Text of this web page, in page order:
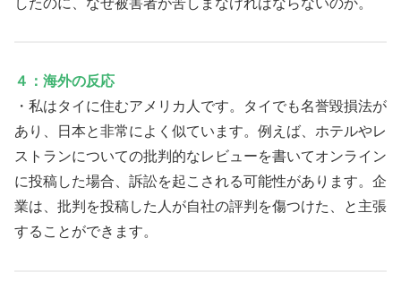
４：海外の反応
・私はタイに住むアメリカ人です。タイでも名誉毀損法が
あり、日本と非常によく似ています。例えば、ホテルやレ
ストランについての批判的なレビューを書いてオンライン
に投稿した場合、訴訟を起こされる可能性があります。企
業は、批判を投稿した人が自社の評判を傷つけた、と主張
することができます。